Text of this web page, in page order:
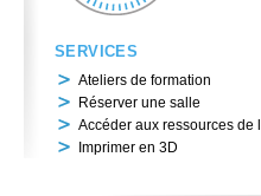
SERVICES
Ateliers de formation
Réserver une salle
Accéder aux ressources de
Imprimer en 3D